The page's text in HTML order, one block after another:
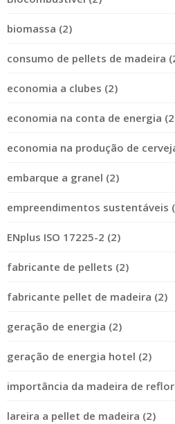
biomassa (2)
consumo de pellets de madeira
economia a clubes (2)
economia na conta de energia
economia na produção de
embarque a granel (2)
empreendimentos sustentáveis
ENplus ISO 17225-2 (2)
fabricante de pellets (2)
fabricante pellet de madeira (2)
geração de energia (2)
geração de energia hotel (2)
importância da madeira de
lareira a pellet de madeira (2)